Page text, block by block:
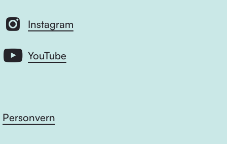
Instagram
YouTube
Personvern